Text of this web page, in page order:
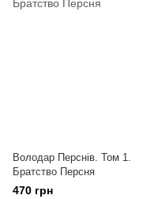
Володар Перснів. Том 1.
Братство Персня
470 грн